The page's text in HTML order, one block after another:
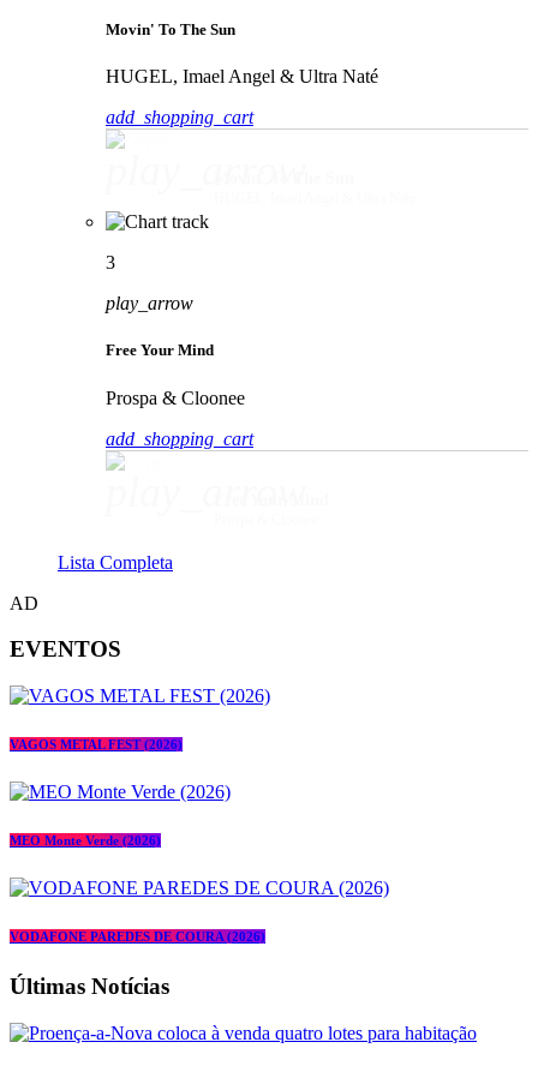
Movin' To The Sun
HUGEL, Imael Angel & Ultra Naté
add_shopping_cart
3
play_arrow
Free Your Mind
Prospa & Cloonee
add_shopping_cart
Lista Completa
AD
EVENTOS
VAGOS METAL FEST (2026)
MEO Monte Verde (2026)
VODAFONE PAREDES DE COURA (2026)
Últimas Notícias